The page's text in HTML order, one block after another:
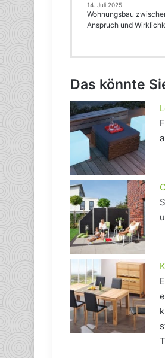
14. Juli 2025
Wohnungsbau
Anspruch und
Das könnte